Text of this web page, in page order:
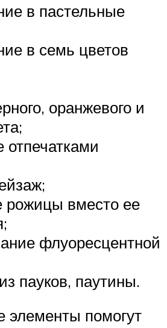
в пастельные
в семь цветов
оранжевого и
отпечатками
рожицы вместо ее
флуоресцентной
пауков, паутины.
элементы помогут